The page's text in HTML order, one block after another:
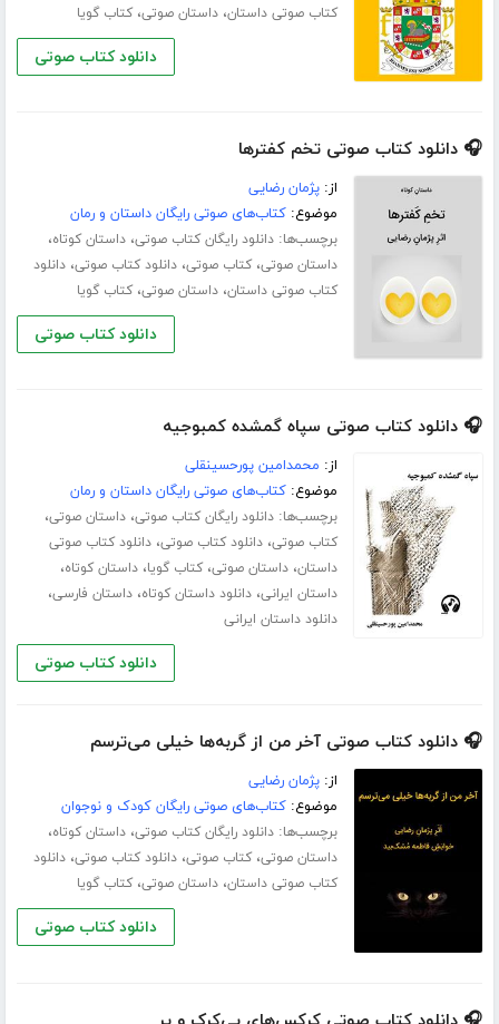
کتاب صوتی داستان،داستان صوتی،کتاب گویا
دانلود کتاب صوتی
🎧 دانلود کتاب صوتی تخم کفترها
از:پژمان رضایی
موضوع:کتاب‌های صوتی رایگان داستان و رمان
برچسب‌ها:دانلود رایگان کتاب صوتی،داستان کوتاه،
داستان صوتی،کتاب صوتی،دانلود کتاب صوتی،دانلود
کتاب صوتی داستان،داستان صوتی،کتاب گویا
دانلود کتاب صوتی
🎧 دانلود کتاب صوتی سپاه گمشده کمبوجیه
از: محمدامین پورحسینقلی
موضوع:کتاب‌های صوتی رایگان داستان و رمان
برچسب‌ها:دانلود رایگان کتاب صوتی،داستان صوتی،
کتاب صوتی،دانلود کتاب صوتی،دانلود کتاب صوتی
داستان،داستان صوتی،کتاب گویا،داستان کوتاه،
داستان ایرانی،دانلود داستان کوتاه،داستان فارسی،
دانلود داستان ایرانی
دانلود کتاب صوتی
🎧 دانلود کتاب صوتی آخر من از گربه‌ها خیلی می‌ترسم
از:پژمان رضایی
موضوع:کتاب‌های صوتی رایگان کودک و نوجوان
برچسب‌ها:دانلود رایگان کتاب صوتی،داستان کوتاه،
داستان صوتی،کتاب صوتی،دانلود کتاب صوتی،دانلود
کتاب صوتی داستان،داستان صوتی،کتاب گویا
دانلود کتاب صوتی